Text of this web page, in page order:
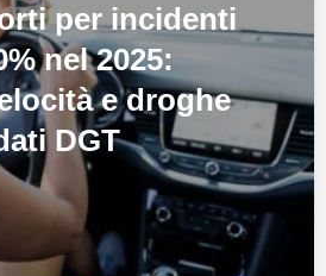
per incidenti
nel 2025:
e droghe
DGT